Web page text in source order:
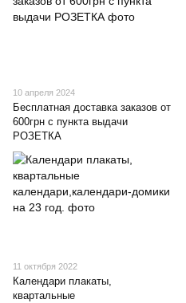
10 апреля 2024
Бесплатная доставка заказов от
600грн с пункта выдачи
РОЗЕТКА
11 октября 2022
Календари плакаты,
квартальные